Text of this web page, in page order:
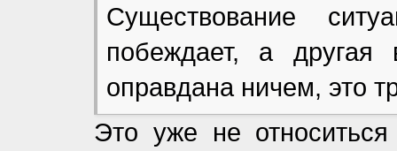
Существование
побеждает, а другая
оправдана ничем, это
Это уже не